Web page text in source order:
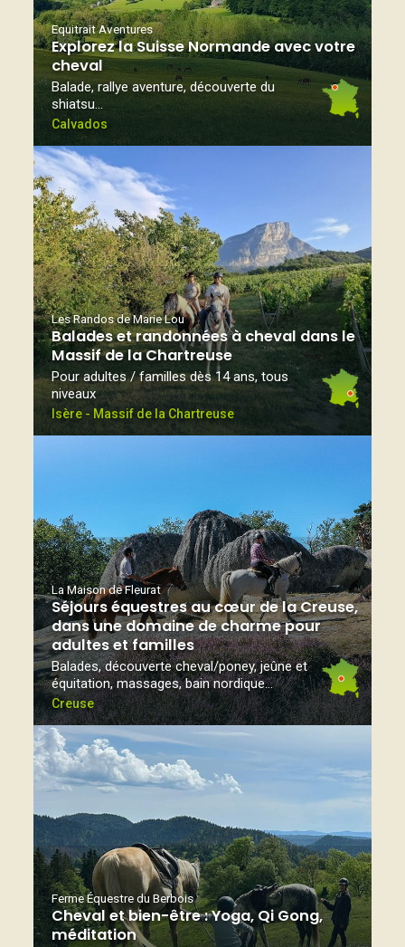
Equitrait Aventures
Explorez la Suisse Normande avec votre
cheval
Balade, rallye aventure, découverte du
shiatsu…
Calvados
Les Randos de Marie Lou
Balades et randonnées à cheval dans le
Massif de la Chartreuse
Pour adultes / familles dès 14 ans, tous
niveaux
Isère - Massif de la Chartreuse
La Maison de Fleurat
Séjours équestres au cœur de la Creuse,
dans une domaine de charme pour
adultes et familles
Balades, découverte cheval/poney, jeûne et
équitation, massages, bain nordique...
Creuse
Ferme Équestre du Berbois
Cheval et bien-être : Yoga, Qi Gong,
méditation